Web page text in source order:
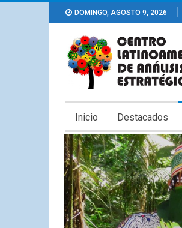
DOMINGO, AGOSTO 9, 2026
Inicio Destacados